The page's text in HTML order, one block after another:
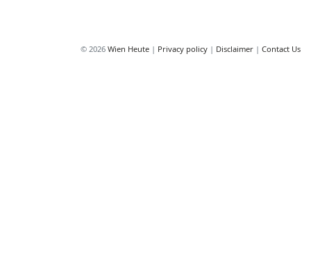
© 2026 Wien Heute | Privacy policy | Disclaimer | Contact Us